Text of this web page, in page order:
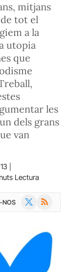
mitjans
tot el
a la
utopia
que
les
dels grans
van
Lectura
NOS RSS